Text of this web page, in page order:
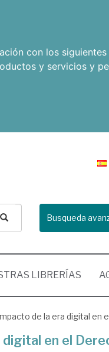
con los siguientes
y servicios y
Busqueda
LIBRERÍAS
de la era digital en
en el